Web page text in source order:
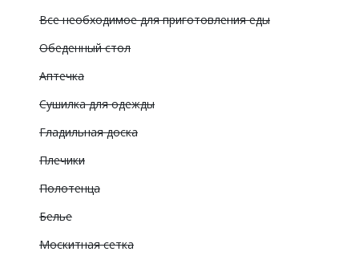
Все необходимое для приготовления еды
Обеденный стол
Аптечка
Сушилка для одежды
Гладильная доска
Плечики
Полотенца
Белье
Москитная сетка